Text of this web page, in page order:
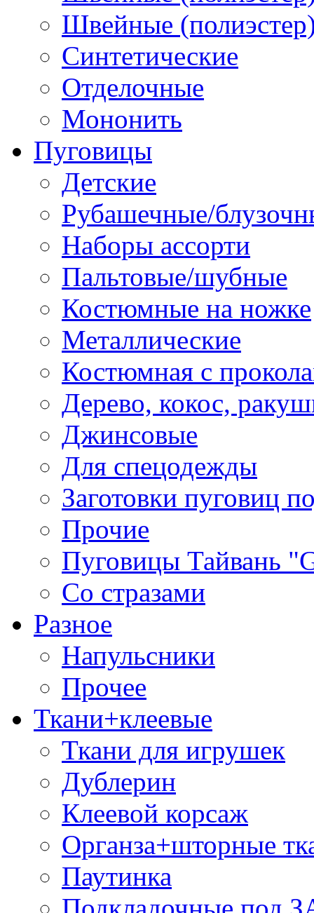
Швейные
Синтетические
Отделочные
Мононить
Пуговицы
Детские
Рубашечные/
Наборы ассорти
Пальтовые/шубные
Костюмные на ножке
Металлические
Костюмная с
Дерево, кокос,
Джинсовые
Для спецодежды
Заготовки пуговиц
Прочие
Пуговицы Тайвань
Со стразами
Разное
Напульсники
Прочее
Ткани+клеевые
Ткани для игрушек
Дублерин
Клеевой корсаж
Органза+шторные
Паутинка